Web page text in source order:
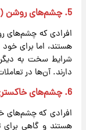
5. چشم‌های روشن
افرادی که چشم‌های
هستند، اما برای
شرایط سخت به
دارند. آن‌ها در
6. چشم‌های
افرادی که چشم‌های
هستند و گاهی